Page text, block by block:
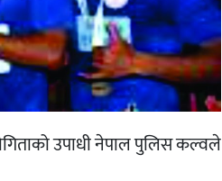
उपाधी नेपाल पुलिस कल्वले